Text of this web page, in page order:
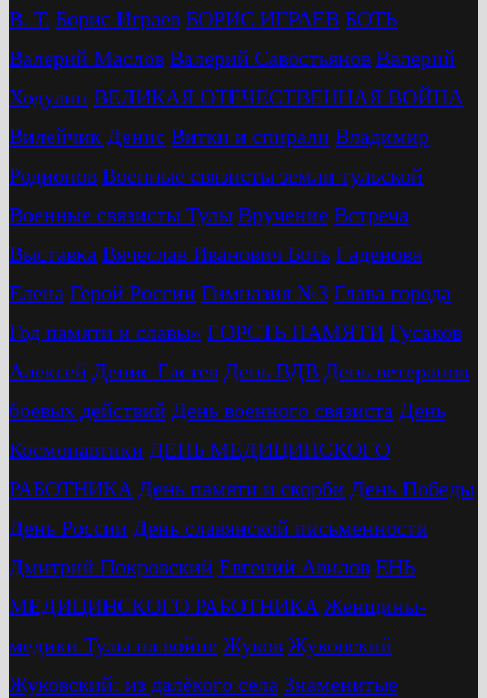
В. Т. Бориc Играев БОРИС ИГРАЕВ БОТЬ
Валерий Маслов Валерий Савостьянов Валерий
Ходулин ВЕЛИКАЯ ОТЕЧЕСТВЕННАЯ ВОЙНА
Вилейчик Денис Витки и спирали Владимир
Родионов Военные связисты земли тульской
Военные связисты Тулы Вручение Встреча
Выставка Вячеслав Иванович Боть Гаденова
Елена Герой России Гимназия №3 Глава города
Год памяти и славы» ГОРСТЬ ПАМЯТИ Гусаков
Алексей Денис Гастев День ВДВ День ветеранов
боевых действий День военного связиста День
Космонавтики ДЕНЬ МЕДИЦИНСКОГО
РАБОТНИКА День памяти и скорби День Победы
День России День славянской письменности
Дмитрий Покровский Евгений Авилов ЕНЬ
МЕДИЦИНСКОГО РАБОТНИКА Женщины-
медики Тулы на войне Жуков Жуковский
Жуковский: из далёкого села Знаменитые